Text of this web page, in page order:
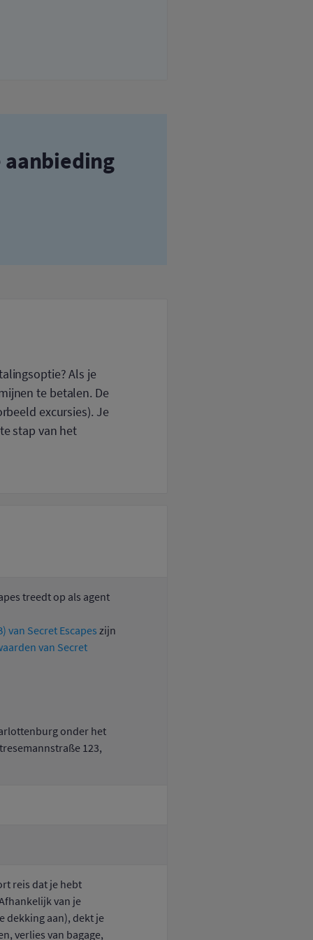
Als je
te betalen. De
excursies). Je
stap van het
treedt op als agent
van Secret Escapes zijn
van Secret
onder het
123,
reis dat je hebt
van je
dekking aan), dekt je
verlies van bagage,